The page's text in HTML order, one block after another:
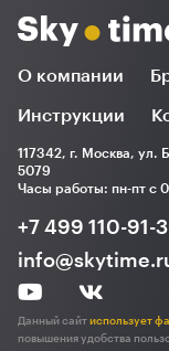
О компании
Инструкции
117342, г. Москва, ул.
5079
Часы работы: пн-пт с
+7 499 110-91-
Данный сайт использует
повышения удобства